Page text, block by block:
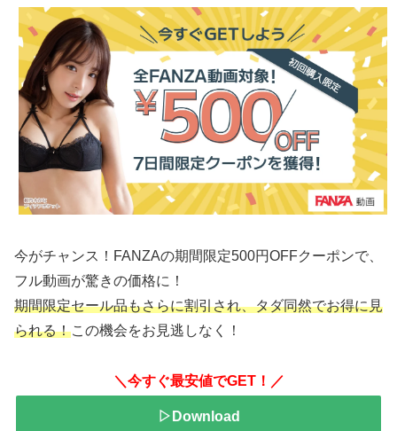
今がチャンス！FANZAの期間限定500円OFFクーポンで、
フル動画が驚きの価格に！
期間限定セール品もさらに割引され、タダ同然でお得に見
られる！この機会をお見逃しなく！
＼今すぐ最安値でGET！／
▷Download